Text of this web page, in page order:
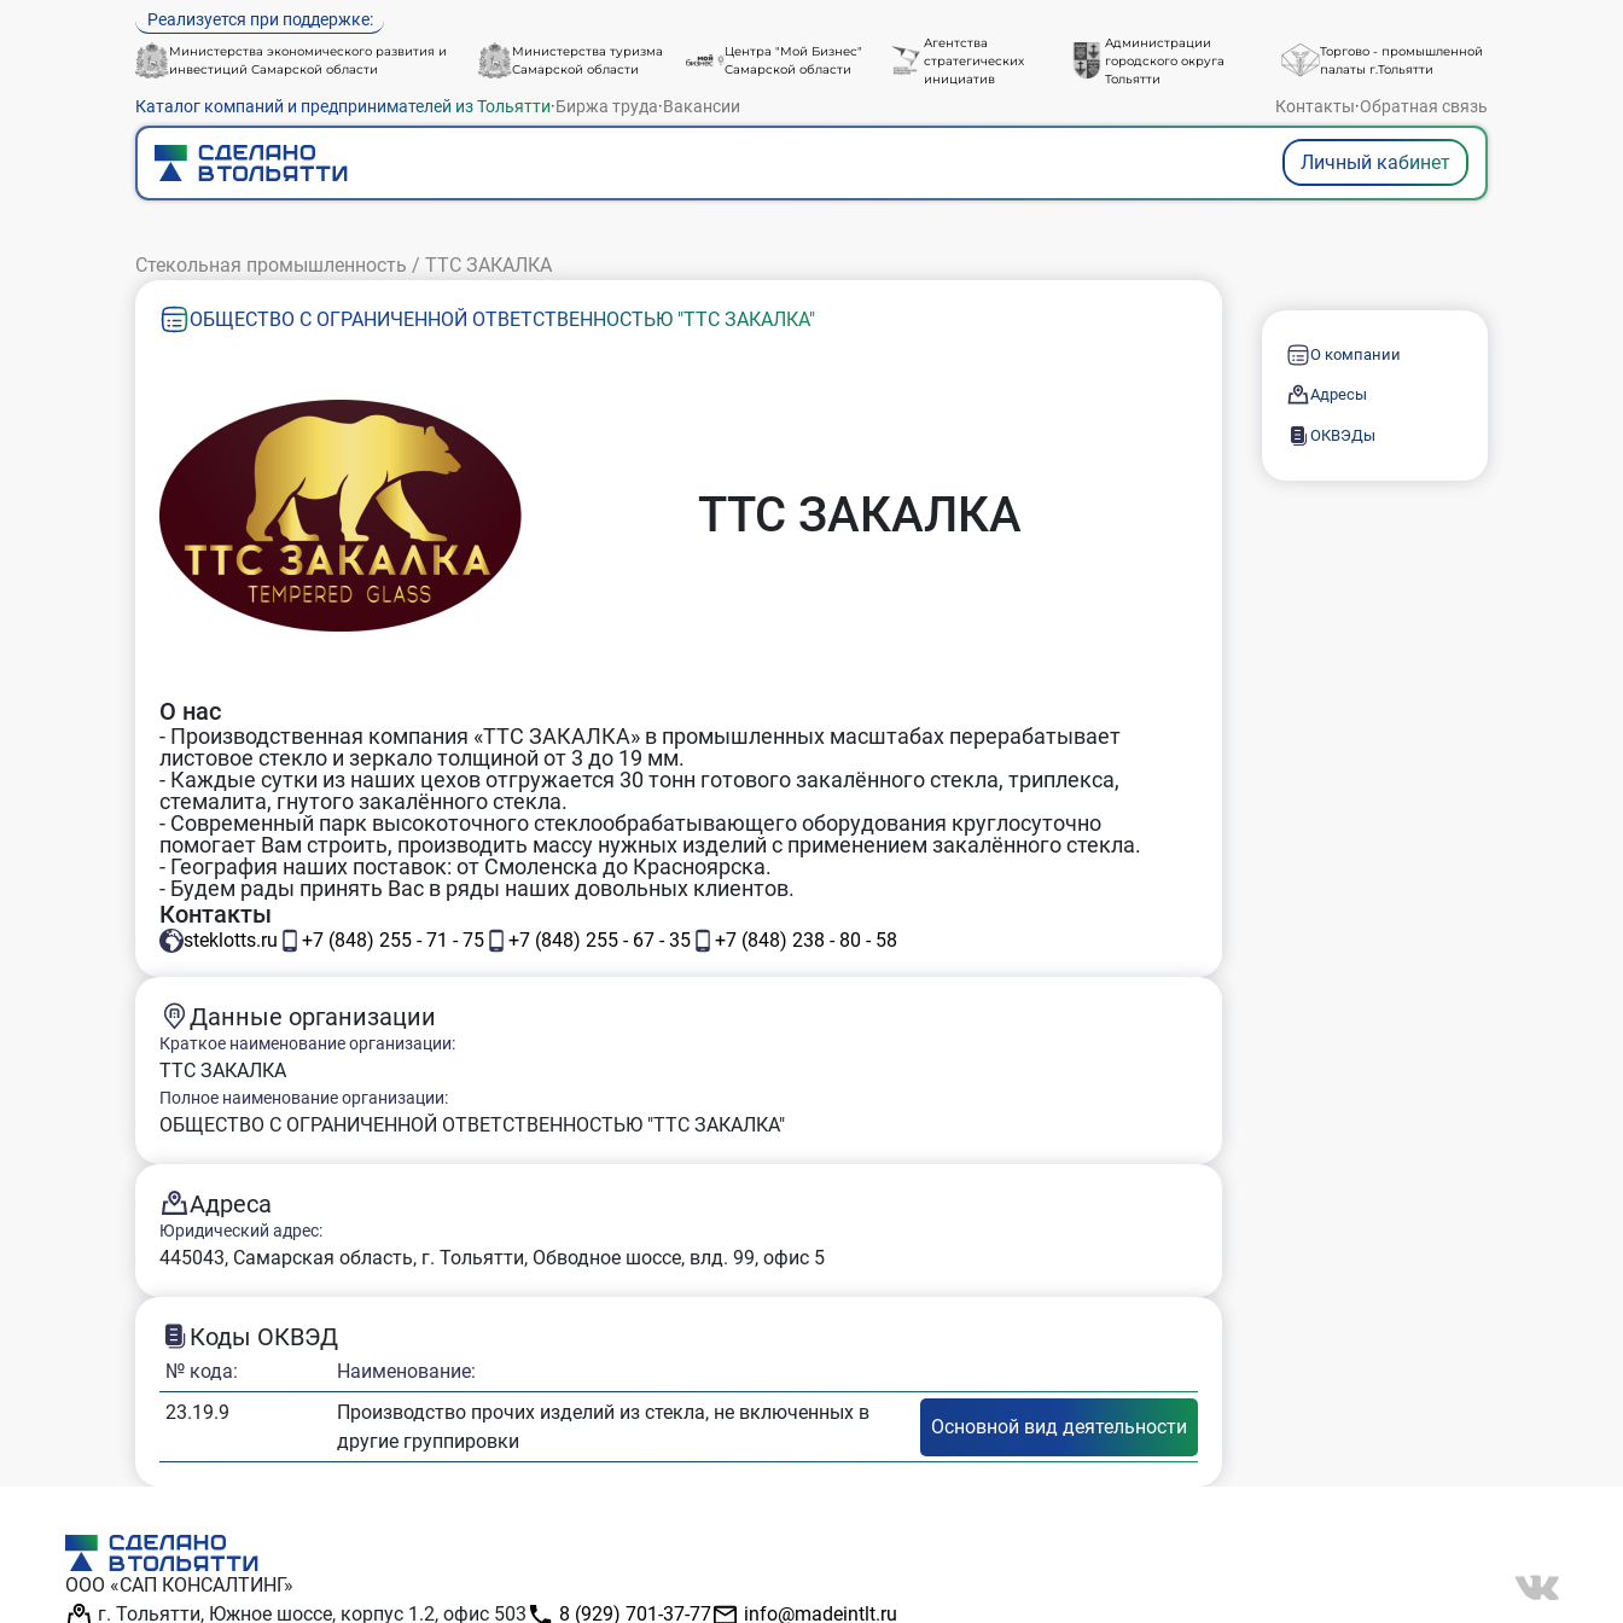
Реализуется при поддержке:
Министерства экономического развития и
инвестиций Самарской области
Министерства туризма
Самарской области
Центра "Мой Бизнес"
Самарской области
Агентства
стратегических
инициатив
Администрации
городского округа
Тольятти
Торгово - промышленной
палаты г.Тольятти
Каталог компаний и предпринимателей из Тольятти·Биржа труда·Вакансии Контакты·Обратная связь
Личный кабинет
Стекольная промышленность / ТТС ЗАКАЛКА
ОБЩЕСТВО С ОГРАНИЧЕННОЙ ОТВЕТСТВЕННОСТЬЮ "ТТС ЗАКАЛКА"
ТТС ЗАКАЛКА
О нас
- Производственная компания «ТТС ЗАКАЛКА» в промышленных масштабах перерабатывает
листовое стекло и зеркало толщиной от 3 до 19 мм.
- Каждые сутки из наших цехов отгружается 30 тонн готового закалённого стекла, триплекса,
стемалита, гнутого закалённого стекла.
- Современный парк высокоточного стеклообрабатывающего оборудования круглосуточно
помогает Вам строить, производить массу нужных изделий с применением закалённого стекла.
- География наших поставок: от Смоленска до Красноярска.
- Будем рады принять Вас в ряды наших довольных клиентов.
Контакты
steklotts.ru +7 (848) 255 - 71 - 75 +7 (848) 255 - 67 - 35 +7 (848) 238 - 80 - 58
Данные организации
Краткое наименование организации:
ТТС ЗАКАЛКА
Полное наименование организации:
ОБЩЕСТВО С ОГРАНИЧЕННОЙ ОТВЕТСТВЕННОСТЬЮ "ТТС ЗАКАЛКА"
Адреса
Юридический адрес:
445043, Самарская область, г. Тольятти, Обводное шоссе, влд. 99, офис 5
Коды ОКВЭД
№ кода:
Наименование:
23.19.9
Производство прочих изделий из стекла, не включенных в
другие группировки
О компании
Адресы
ОКВЭДы
ООО «САП КОНСАЛТИНГ»
г. Тольятти, Южное шоссе, корпус 1.2, офис 503
8 (929) 701-37-77 info@madeintlt.ru